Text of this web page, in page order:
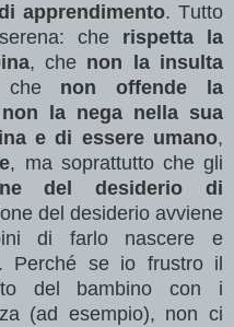
apprendimento. Tutto
che rispetta la
, che non la insulta
non offende la
non la nega nella sua
e di essere umano,
, ma soprattutto che gli
del desiderio di
del desiderio avviene
di farlo nascere e
Perché se io frustro il
del bambino con i
(ad esempio), non ci